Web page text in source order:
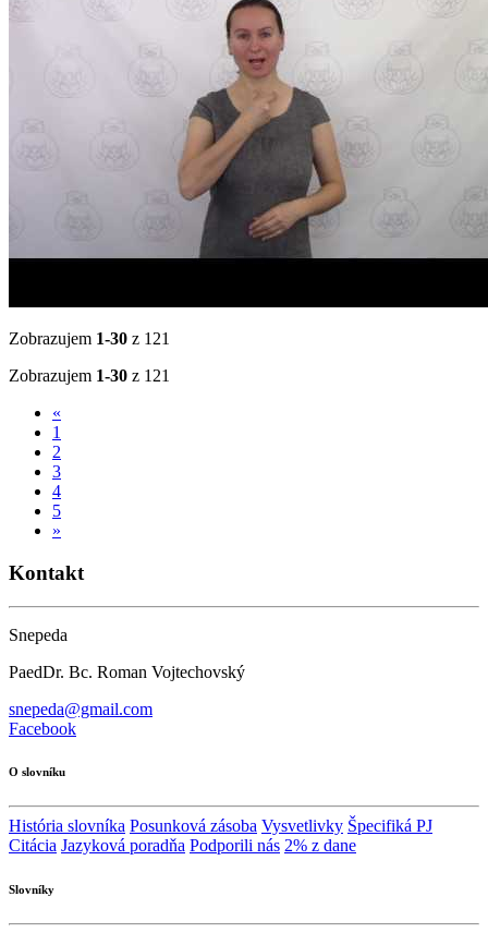
Zobrazujem 1-30 z 121
Zobrazujem 1-30 z 121
«
1
2
3
4
5
»
Kontakt
Snepeda
PaedDr. Bc. Roman Vojtechovský
snepeda@gmail.com
Facebook
O slovníku
História slovníka Posunková zásoba Vysvetlivky Špecifiká PJ
Citácia Jazyková poradňa Podporili nás 2% z dane
Slovníky